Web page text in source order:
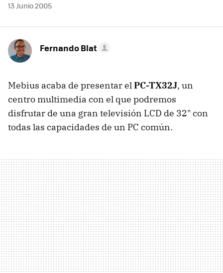
13 Junio 2005
Fernando Blat
Mebius acaba de presentar elPC-TX32J, un
centro multimedia con el que podremos
disfrutar de una gran televisión LCD de 32" con
todas las capacidades de un PC común.